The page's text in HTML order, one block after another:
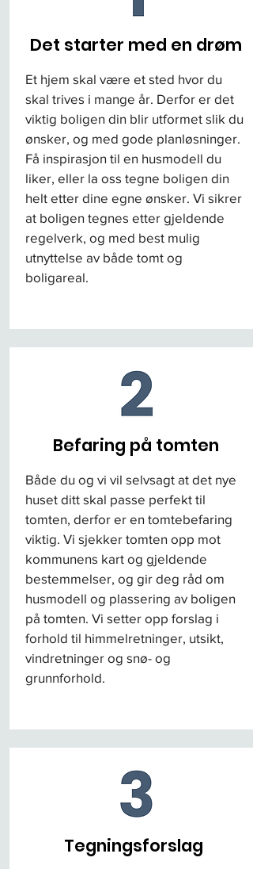
Det starter med en drøm
Et hjem skal være et sted hvor du
skal trives i mange år. Derfor er det
viktig boligen din blir utformet slik du
ønsker, og med gode planløsninger.
Få inspirasjon til en husmodell du
liker, eller la oss tegne boligen din
helt etter dine egne ønsker. Vi sikrer
at boligen tegnes etter gjeldende
regelverk, og med best mulig
utnyttelse av både tomt og
boligareal.
Befaring på tomten
Både du og vi vil selvsagt at det nye
huset ditt skal passe perfekt til
tomten, derfor er en tomtebefaring
viktig. Vi sjekker tomten opp mot
kommunens kart og gjeldende
bestemmelser, og gir deg råd om
husmodell og plassering av boligen
på tomten. Vi setter opp forslag i
forhold til himmelretninger, utsikt,
vindretninger og snø- og
grunnforhold.
Tegningsforslag